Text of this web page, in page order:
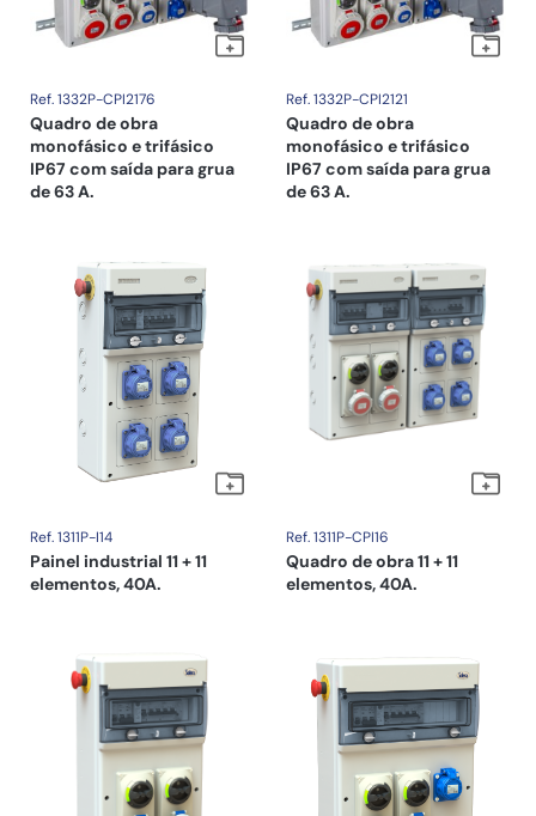
Ref. 1332P-CPI2176
Quadro de obra
monofásico e trifásico
IP67 com saída para grua
de 63 A.
Ref. 1332P-CPI2121
Quadro de obra
monofásico e trifásico
IP67 com saída para grua
de 63 A.
Ref. 1311P-I14
Painel industrial 11 + 11
elementos, 40A.
Ref. 1311P-CPI16
Quadro de obra 11 + 11
elementos, 40A.